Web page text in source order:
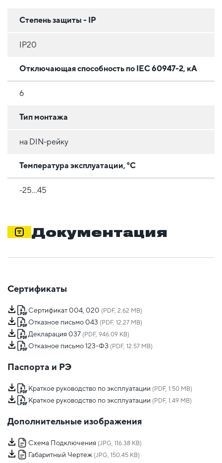
Степень защиты - IP
IP20
Отключающая способность по IEC 60947-2, кА
6
Тип монтажа
на DIN-рейку
Температура эксплуатации, °C
-25...45
Документация
Сертификаты
Сертификат 004, 020 (PDF, 2.62 MB)
Отказное письмо 043 (PDF, 12.27 MB)
Декларация 037 (PDF, 946.09 KB)
Отказное письмо 123-ФЗ (PDF, 12.57 MB)
Паспорта и РЭ
Краткое руководство по эксплуатации (PDF, 1.50 MB)
Краткое руководство по эксплуатации (PDF, 1.49 MB)
Дополнительные изображения
Схема Подключения (JPG, 116.38 KB)
Габаритный Чертеж (JPG, 150.45 KB)